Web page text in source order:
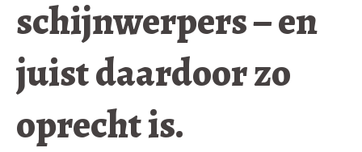
schijnwerpers – en
juist daardoor zo
oprecht is.